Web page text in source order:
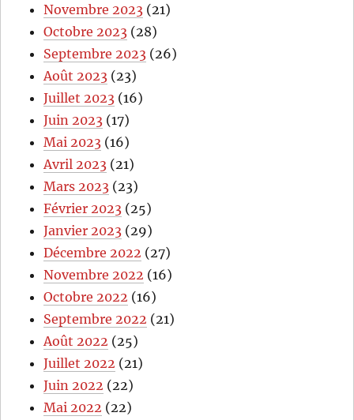
Novembre 2023 (21)
Octobre 2023 (28)
Septembre 2023 (26)
Août 2023 (23)
Juillet 2023 (16)
Juin 2023 (17)
Mai 2023 (16)
Avril 2023 (21)
Mars 2023 (23)
Février 2023 (25)
Janvier 2023 (29)
Décembre 2022 (27)
Novembre 2022 (16)
Octobre 2022 (16)
Septembre 2022 (21)
Août 2022 (25)
Juillet 2022 (21)
Juin 2022 (22)
Mai 2022 (22)